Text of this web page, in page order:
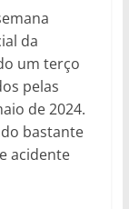
da
um terço
pelas
de 2024.
bastante
acidente